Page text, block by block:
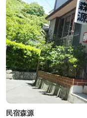
民宿森源